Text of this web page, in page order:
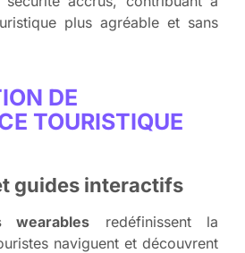
plus agréable et sans
DE
TOURISTIQUE
guides interactifs
wearables redéfinissent la
naviguent et découvrent